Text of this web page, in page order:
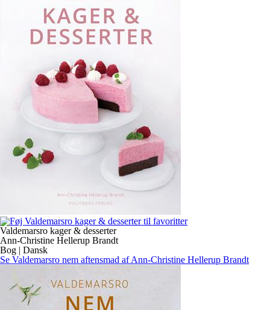
Valdemarsro kager & desserter
Ann-Christine Hellerup Brandt
Bog | Dansk
Se Valdemarsro nem aftensmad af Ann-Christine Hellerup Brandt